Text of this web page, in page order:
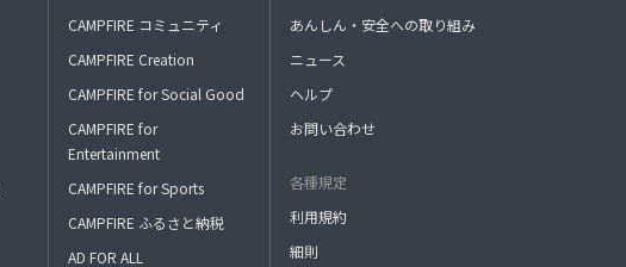
CAMPFIRE コミュニティ
CAMPFIRE Creation
CAMPFIRE for Social Good
CAMPFIRE for
Entertainment
CAMPFIRE for Sports
CAMPFIRE ふるさと納税
AD FOR ALL
あんしん・安全への取り組み
ニュース
ヘルプ
お問い合わせ
各種規定
利用規約
細則